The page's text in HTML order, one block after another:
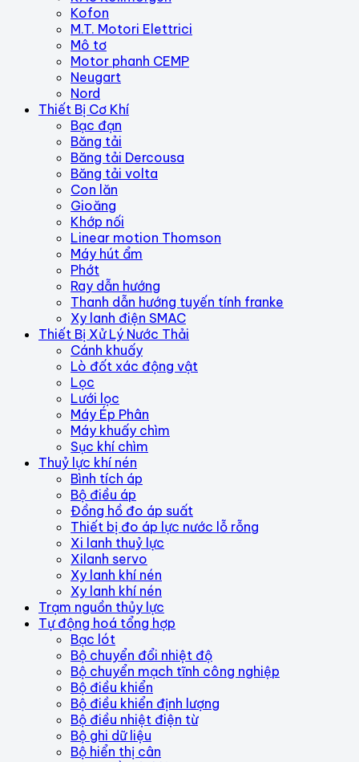
Kofon
M.T. Motori Elettrici
Mô tơ
Motor phanh CEMP
Neugart
Nord
Thiết Bị Cơ Khí
Bạc đạn
Băng tải
Băng tải Dercousa
Băng tải volta
Con lăn
Gioăng
Khớp nối
Linear motion Thomson
Máy hút ẩm
Phớt
Ray dẫn hướng
Thanh dẫn hướng tuyến tính franke
Xy lanh điện SMAC
Thiết Bị Xử Lý Nước Thải
Cánh khuấy
Lò đốt xác động vật
Lọc
Lưới lọc
Máy Ép Phân
Máy khuấy chìm
Sục khí chìm
Thuỷ lực khí nén
Bình tích áp
Bộ điều áp
Đồng hồ đo áp suất
Thiết bị đo áp lực nước lỗ rỗng
Xi lanh thuỷ lực
Xilanh servo
Xy lanh khí nén
Xy lanh khí nén
Trạm nguồn thủy lực
Tự động hoá tổng hợp
Bạc lót
Bộ chuyển đổi nhiệt độ
Bộ chuyển mạch tĩnh công nghiệp
Bộ điều khiển
Bộ điều khiển định lượng
Bộ điều nhiệt điện từ
Bộ ghi dữ liệu
Bộ hiển thị cân